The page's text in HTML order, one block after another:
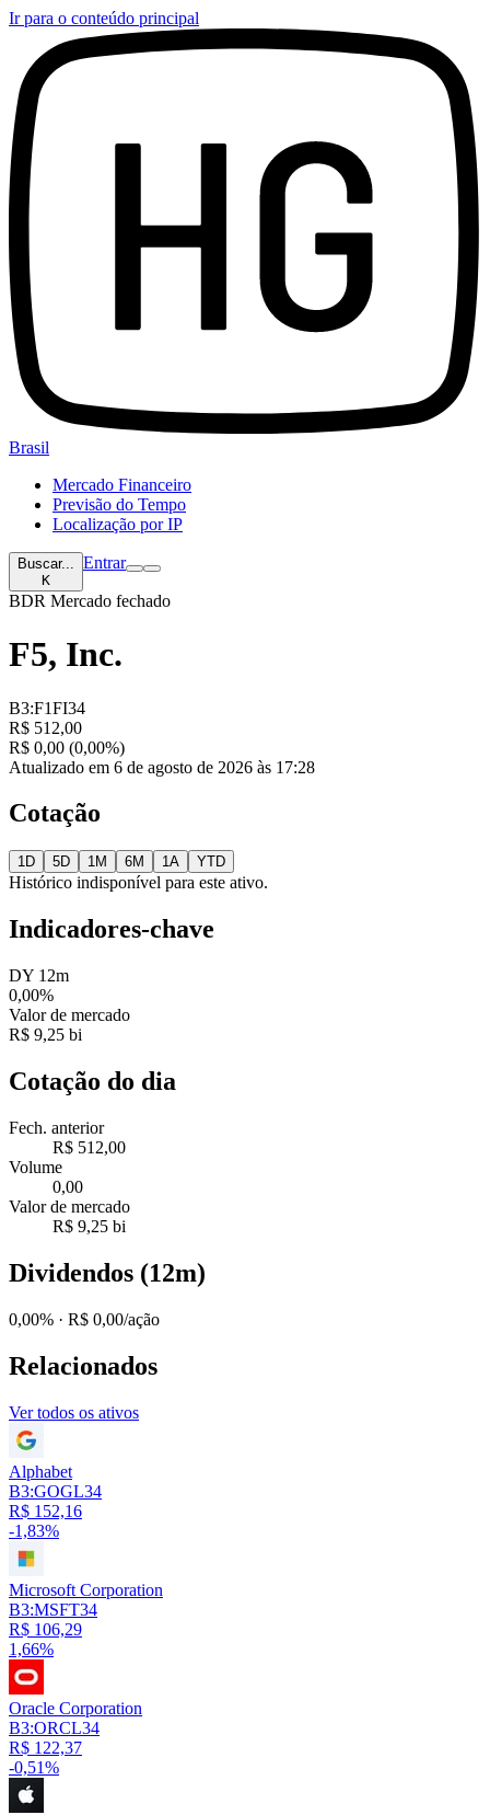
Ir para o conteúdo principal
Brasil
Mercado Financeiro
Previsão do Tempo
Localização por IP
Buscar...
K
Entrar
BDR Mercado fechado
F5, Inc.
B3:F1FI34
R$ 512,00
R$ 0,00 (0,00%)
Atualizado em 6 de agosto de 2026 às 17:28
Cotação
1D 5D 1M 6M 1A YTD
Histórico indisponível para este ativo.
Indicadores-chave
DY 12m
0,00%
Valor de mercado
R$ 9,25 bi
Cotação do dia
Fech. anterior
R$ 512,00
Volume
0,00
Valor de mercado
R$ 9,25 bi
Dividendos (12m)
0,00% · R$ 0,00/ação
Relacionados
Ver todos os ativos
Alphabet
B3:GOGL34
R$ 152,16
-1,83%
Microsoft Corporation
B3:MSFT34
R$ 106,29
1,66%
Oracle Corporation
B3:ORCL34
R$ 122,37
-0,51%